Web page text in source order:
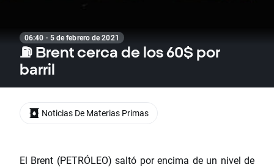
06:40 · 5 de febrero de 2021
⛽ Brent cerca de los 60$ por
barril
El Brent (PETRÓLEO) saltó por encima de un nivel de
Noticias De Materias Primas